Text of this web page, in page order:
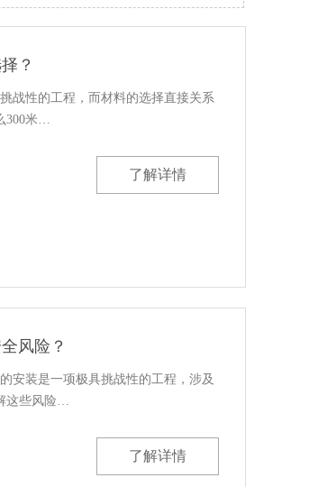
？
战性的工程，而材料的选择直接关系
300米…
了解详情
风险？
安装是一项极具挑战性的工程，涉及
这些风险…
了解详情